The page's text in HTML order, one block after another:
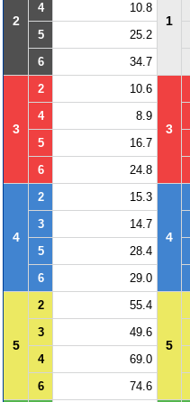
2 1
4
10.8
5
25.2
6
34.7
3
2 10.6
3
4
8.9
5
16.7
6
24.8
4
2 15.3
4
3
14.7
5
28.4
6
29.0
5
2 55.4
5
3
49.6
4
69.0
6
74.6